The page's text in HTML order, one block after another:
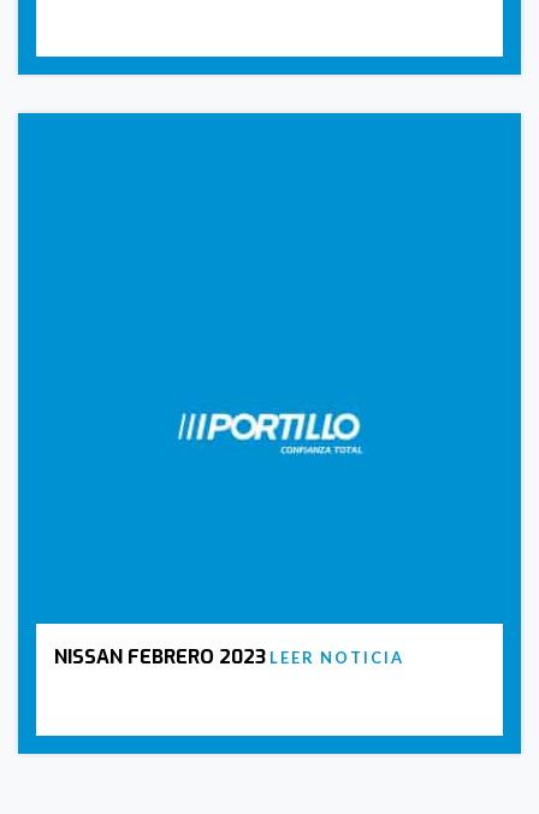
NISSAN FEBRERO 2023 LEER NOTICIA